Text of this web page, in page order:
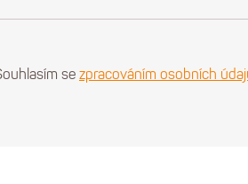
se zpracováním osobních